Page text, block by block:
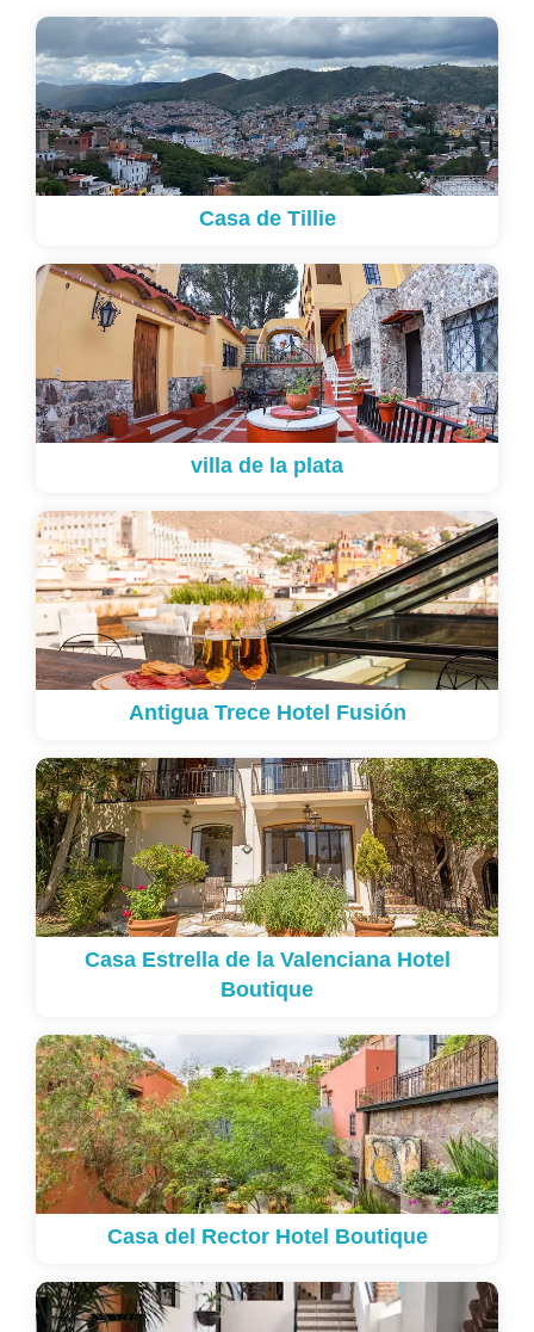
Casa de Tillie
villa de la plata
Antigua Trece Hotel Fusión
Casa Estrella de la Valenciana Hotel
Boutique
Casa del Rector Hotel Boutique